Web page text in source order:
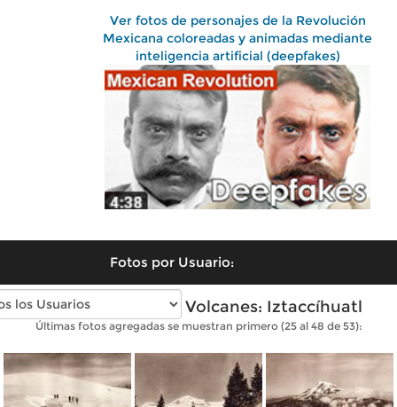
Ver fotos de personajes de la Revolución
Mexicana coloreadas y animadas mediante
inteligencia artificial (deepfakes)
Fotos por Usuario:
Fotos antiguas de Volcanes: Iztaccíhuatl
Últimas fotos agregadas se muestran primero (25 al 48 de 53):